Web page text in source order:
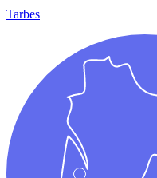
Tarbes